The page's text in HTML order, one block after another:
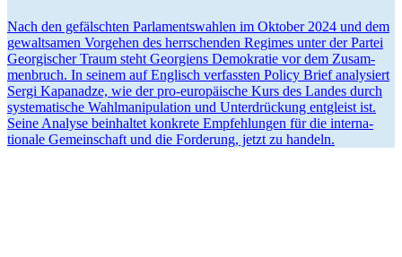
Nach den gefälschten Parla­ments­wahlen im Oktober 2024 und dem
gewalt­samen Vorgehen des herrschenden Regimes unter der Partei
Georgi­scher Traum steht Georgiens Demokratie vor dem Zusam­
men­bruch. In seinem auf Englisch verfassten Policy Brief analy­siert
Sergi Kapanadze, wie der pro-europäische Kurs des Landes durch
syste­ma­tische Wahlma­ni­pu­lation und Unter­drü­ckung entgleist ist.
Seine Analyse beinhaltet konkrete Empfeh­lungen für die inter­na­
tionale Gemein­schaft und die Forderung, jetzt zu handeln.